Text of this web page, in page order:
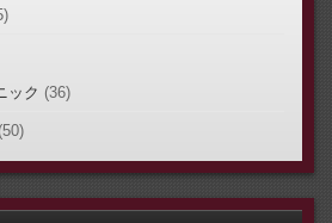
ック (36)
(50)